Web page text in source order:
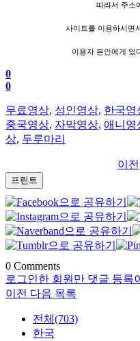
따라서 주소
사이트를 이용하시면
이용자 본인에게 있
0
0
무료영상, 성인영상, 한국영
중국영상, 자막영상, 애니영
상, 두루마리
이전
프린트
0 Comments
로그인한 회원만 댓글 등록
이전 다음 목록
전체(703)
한국